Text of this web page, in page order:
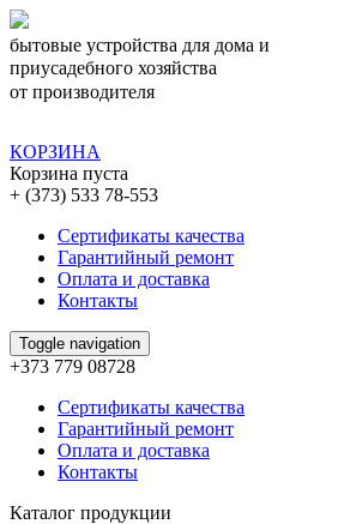
бытовые устройства для дома и
приусадебного хозяйства
от производителя
КОРЗИНА
Корзина пуста
+ (373) 533 78-553
Сертификаты качества
Гарантийный ремонт
Оплата и доставка
Контакты
Toggle navigation
+373 779 08728
Сертификаты качества
Гарантийный ремонт
Оплата и доставка
Контакты
Каталог продукции